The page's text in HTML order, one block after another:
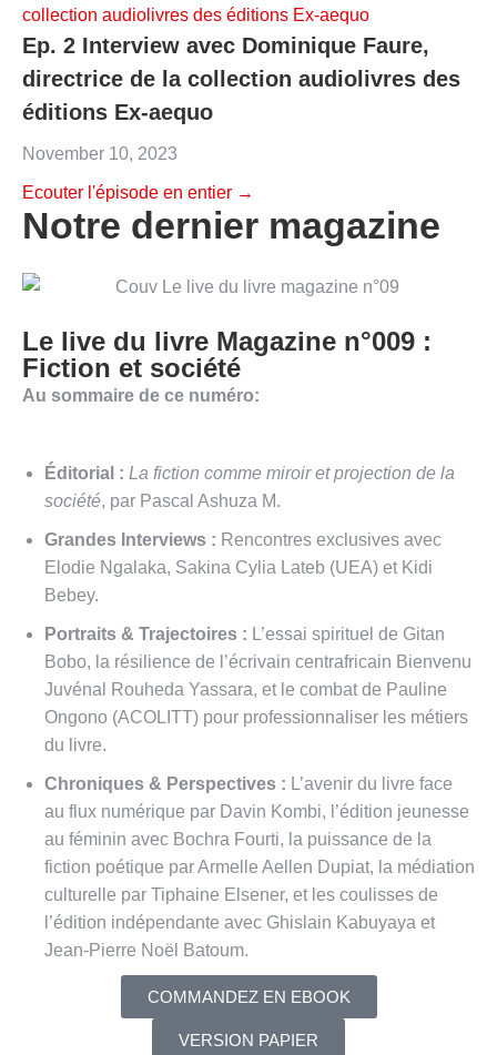
Ep. 2 Interview avec Dominique Faure,
directrice de la collection audiolivres des
éditions Ex-aequo
November 10, 2023
Ecouter l'épisode en entier →
Notre dernier magazine
Le live du livre Magazine n°009 :
Fiction et société
Au sommaire de ce numéro:
Éditorial : La fiction comme miroir et projection de la
société, par Pascal Ashuza M.
Grandes Interviews : Rencontres exclusives avec
Elodie Ngalaka, Sakina Cylia Lateb (UEA) et Kidi
Bebey.
Portraits & Trajectoires : L’essai spirituel de Gitan
Bobo, la résilience de l’écrivain centrafricain Bienvenu
Juvénal Rouheda Yassara, et le combat de Pauline
Ongono (ACOLITT) pour professionnaliser les métiers
du livre.
Chroniques & Perspectives : L’avenir du livre face
au flux numérique par Davin Kombi, l’édition jeunesse
au féminin avec Bochra Fourti, la puissance de la
fiction poétique par Armelle Aellen Dupiat, la médiation
culturelle par Tiphaine Elsener, et les coulisses de
l’édition indépendante avec Ghislain Kabuyaya et
Jean-Pierre Noël Batoum.
COMMANDEZ EN EBOOK
VERSION PAPIER